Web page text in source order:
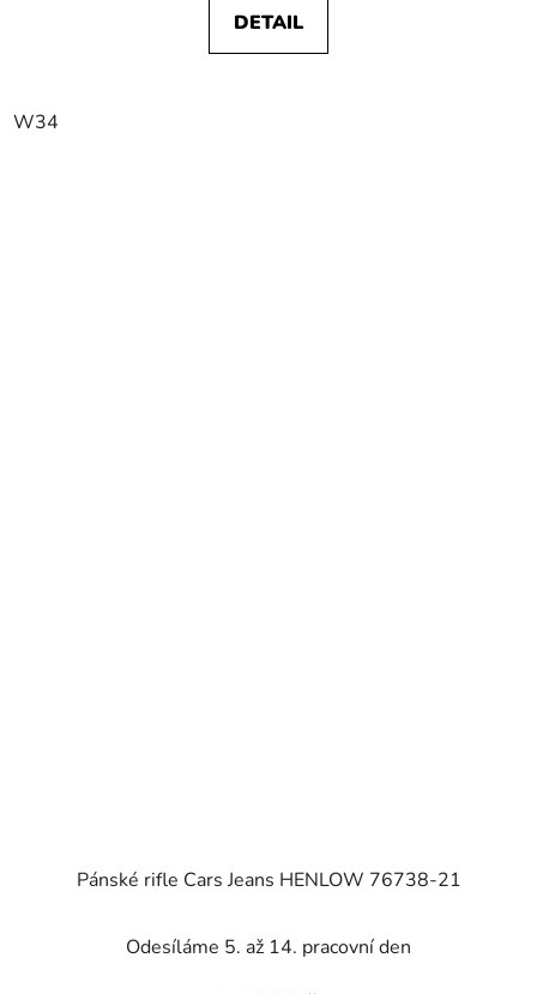
DETAIL
W34
Pánské rifle Cars Jeans HENLOW 76738-21
Odesíláme 5. až 14. pracovní den